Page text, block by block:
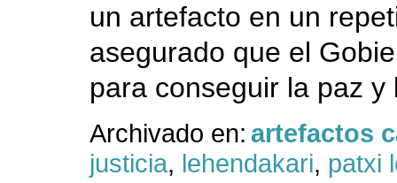
un artefacto en un
asegurado que el
para conseguir la paz
Archivado en: artefactos
justicia, lehendakari, patxi